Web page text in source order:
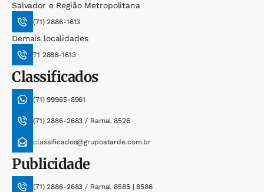
Salvador e Região Metropolitana
(71) 2886-1613
Demais localidades
71 2886-1613
Classificados
(71) 99965-8961
(71) 2886-2683 / Ramal 8526
classificados@grupoatarde.com.br
Publicidade
(71) 2886-2683 / Ramal 8585 | 8586